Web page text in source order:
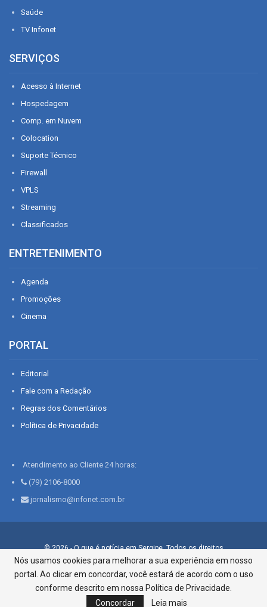
Saúde
TV Infonet
SERVIÇOS
Acesso à Internet
Hospedagem
Comp. em Nuvem
Colocation
Suporte Técnico
Firewall
VPLS
Streaming
Classificados
ENTRETENIMENTO
Agenda
Promoções
Cinema
PORTAL
Editorial
Fale com a Redação
Regras dos Comentários
Política de Privacidade
Atendimento ao Cliente 24 horas:
(79) 2106-8000
jornalismo@infonet.com.br
© 2026 - O que é notícia em Sergipe. Todos os direitos
reservados.
Infonet - Rua Monsenhor Silveira 276, Bairro São José |
Aracaju-SE, CEP 49015-030, Fone: 79.2106.8000 - CI Centro de
Informações LTDA
Nós usamos cookies para melhorar a sua experiência em nosso
portal. Ao clicar em concordar, você estará de acordo com o uso
conforme descrito em nossa Política de Privacidade.
Concordar
Leia mais